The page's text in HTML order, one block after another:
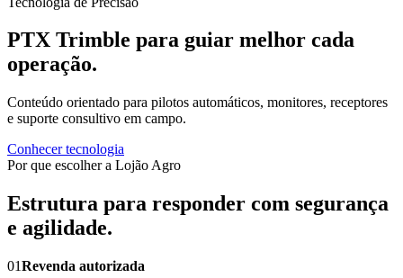
PTX Trimble para guiar melhor cada
operação.
Conteúdo orientado para pilotos automáticos, monitores, receptores
e suporte consultivo em campo.
Conhecer tecnologia
Por que escolher a Lojão Agro
Estrutura para responder com segurança
e agilidade.
01Revenda autorizada